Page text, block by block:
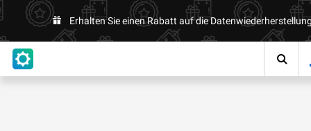
Erhalten Sie einen Rabatt auf die